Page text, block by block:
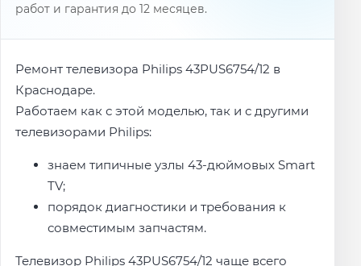
работ и гарантия до 12 месяцев.
Ремонт телевизора Philips 43PUS6754/12 в
Краснодаре.
Работаем как с этой моделью, так и с другими
телевизорами Philips:
знаем типичные узлы 43-дюймовых Smart
TV;
порядок диагностики и требования к
совместимым запчастям.
Телевизор Philips 43PUS6754/12 чаще всего